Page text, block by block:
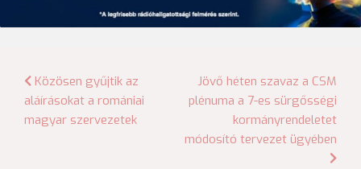
Bejegyzés
navigáció
Közösen gyűjtik az
aláírásokat a romániai
magyar szervezetek
Jövő héten szavaz a CSM
plénuma a 7-es sürgősségi
kormányrendeletet
módosító tervezet ügyében